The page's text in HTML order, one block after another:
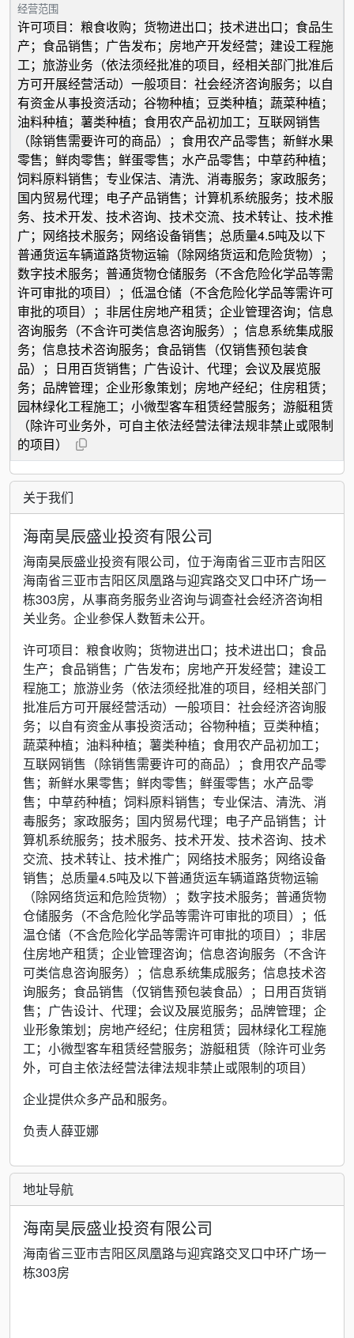
经营范围
许可项目：粮食收购；货物进出口；技术进出口；食品生
产；食品销售；广告发布；房地产开发经营；建设工程施
工；旅游业务（依法须经批准的项目，经相关部门批准后
方可开展经营活动）一般项目：社会经济咨询服务；以自
有资金从事投资活动；谷物种植；豆类种植；蔬菜种植；
油料种植；薯类种植；食用农产品初加工；互联网销售
（除销售需要许可的商品）；食用农产品零售；新鲜水果
零售；鲜肉零售；鲜蛋零售；水产品零售；中草药种植；
饲料原料销售；专业保洁、清洗、消毒服务；家政服务；
国内贸易代理；电子产品销售；计算机系统服务；技术服
务、技术开发、技术咨询、技术交流、技术转让、技术推
广；网络技术服务；网络设备销售；总质量4.5吨及以下
普通货运车辆道路货物运输（除网络货运和危险货物）；
数字技术服务；普通货物仓储服务（不含危险化学品等需
许可审批的项目）；低温仓储（不含危险化学品等需许可
审批的项目）；非居住房地产租赁；企业管理咨询；信息
咨询服务（不含许可类信息咨询服务）；信息系统集成服
务；信息技术咨询服务；食品销售（仅销售预包装食
品）；日用百货销售；广告设计、代理；会议及展览服
务；品牌管理；企业形象策划；房地产经纪；住房租赁；
园林绿化工程施工；小微型客车租赁经营服务；游艇租赁
（除许可业务外，可自主依法经营法律法规非禁止或限制
的项目）
关于我们
海南昊辰盛业投资有限公司
海南昊辰盛业投资有限公司，位于海南省三亚市吉阳区
海南省三亚市吉阳区凤凰路与迎宾路交叉口中环广场一
栋303房，从事商务服务业咨询与调查社会经济咨询相
关业务。企业参保人数暂未公开。
许可项目：粮食收购；货物进出口；技术进出口；食品
生产；食品销售；广告发布；房地产开发经营；建设工
程施工；旅游业务（依法须经批准的项目，经相关部门
批准后方可开展经营活动）一般项目：社会经济咨询服
务；以自有资金从事投资活动；谷物种植；豆类种植；
蔬菜种植；油料种植；薯类种植；食用农产品初加工；
互联网销售（除销售需要许可的商品）；食用农产品零
售；新鲜水果零售；鲜肉零售；鲜蛋零售；水产品零
售；中草药种植；饲料原料销售；专业保洁、清洗、消
毒服务；家政服务；国内贸易代理；电子产品销售；计
算机系统服务；技术服务、技术开发、技术咨询、技术
交流、技术转让、技术推广；网络技术服务；网络设备
销售；总质量4.5吨及以下普通货运车辆道路货物运输
（除网络货运和危险货物）；数字技术服务；普通货物
仓储服务（不含危险化学品等需许可审批的项目）；低
温仓储（不含危险化学品等需许可审批的项目）；非居
住房地产租赁；企业管理咨询；信息咨询服务（不含许
可类信息咨询服务）；信息系统集成服务；信息技术咨
询服务；食品销售（仅销售预包装食品）；日用百货销
售；广告设计、代理；会议及展览服务；品牌管理；企
业形象策划；房地产经纪；住房租赁；园林绿化工程施
工；小微型客车租赁经营服务；游艇租赁（除许可业务
外，可自主依法经营法律法规非禁止或限制的项目）
企业提供众多产品和服务。
负责人薛亚娜
地址导航
海南昊辰盛业投资有限公司
海南省三亚市吉阳区凤凰路与迎宾路交叉口中环广场一
栋303房